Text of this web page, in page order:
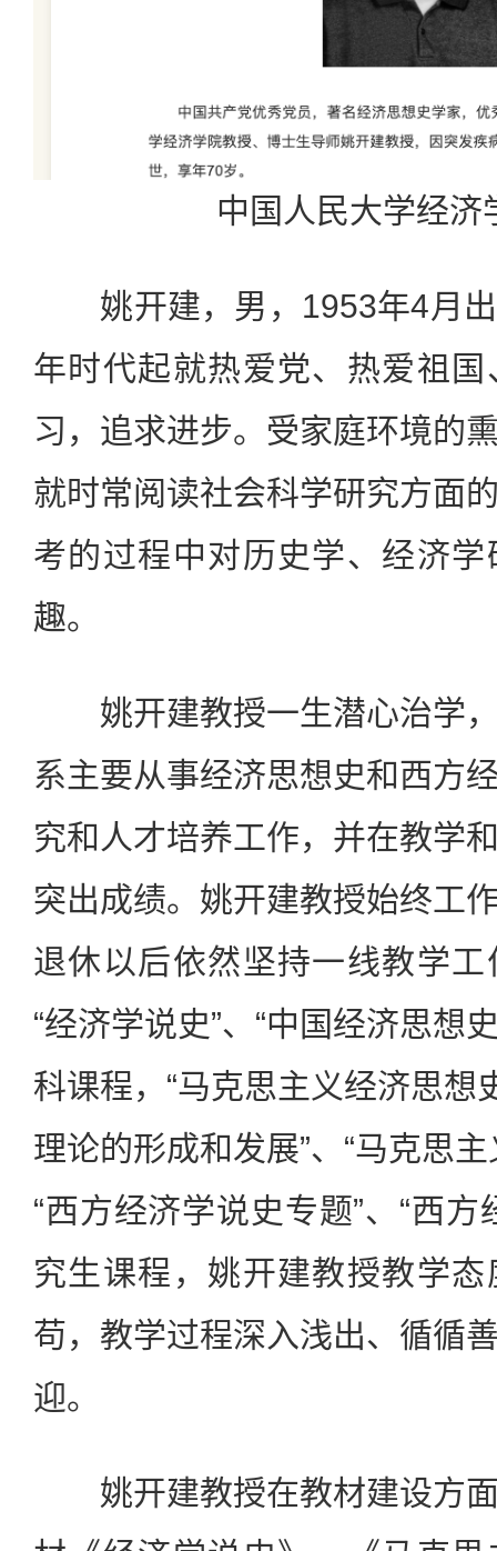
中国人民大学经济
姚开建，男，1953年4月出
年时代起就热爱党、热爱祖
习，追求进步。受家庭环境的
就时常阅读社会科学研究方面
考的过程中对历史学、经济
趣。
姚开建教授一生潜心治学，
系主要从事经济思想史和西方
究和人才培养工作，并在教学
突出成绩。姚开建教授始终工
退休以后依然坚持一线教学
“经济学说史”、“中国经济思想
科课程，“马克思主义经济思想
理论的形成和发展”、“马克思
“西方经济学说史专题”、“西
究生课程，姚开建教授教学
苟，教学过程深入浅出、循循
迎。
姚开建教授在教材建设方面